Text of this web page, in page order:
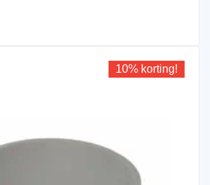
10% korting!